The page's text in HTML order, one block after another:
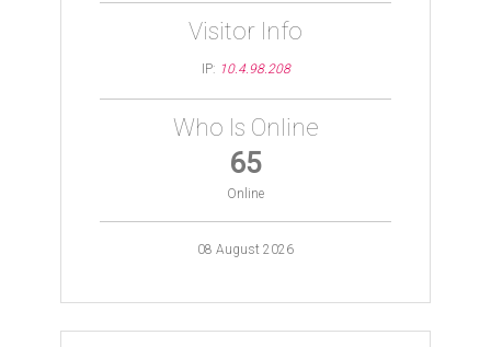
Visitor Info
IP: 10.4.98.208
Who Is Online
65
Online
08 August 2026